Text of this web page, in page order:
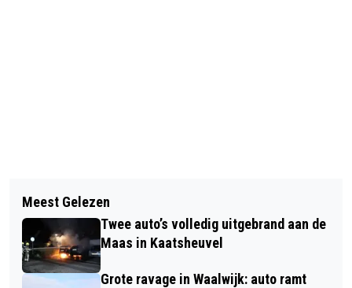
RKC WAALWIJK SPEELT MET 1-1
GELIJK TEGEN JONG AZ IN TWEEDE
OEFENDUEL
BEZOEK HET (H)OORCAFÉ IN
WAALWIJK VOOR ONTMOETING EN
PRAKTISCHE TIPS
Meest Gelezen
Twee auto’s volledig uitgebrand aan de
Maas in Kaatsheuvel
Grote ravage in Waalwijk: auto ramt